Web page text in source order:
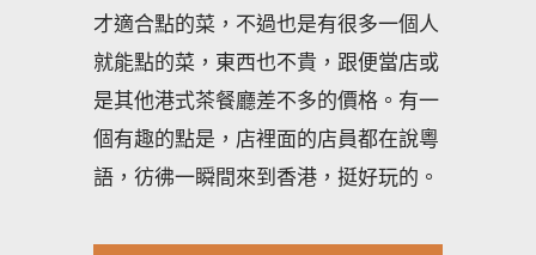
才適合點的菜，不過也是有很多一個人
就能點的菜，東西也不貴，跟便當店或
是其他港式茶餐廳差不多的價格。有一
個有趣的點是，店裡面的店員都在說粵
語，彷彿一瞬間來到香港，挺好玩的。